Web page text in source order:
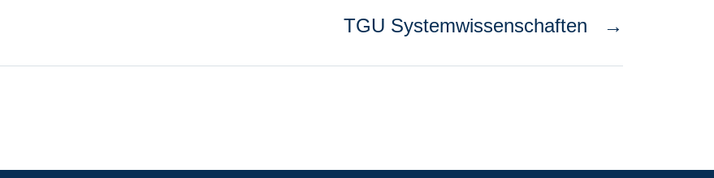
→
TGU Systemwissenschaften